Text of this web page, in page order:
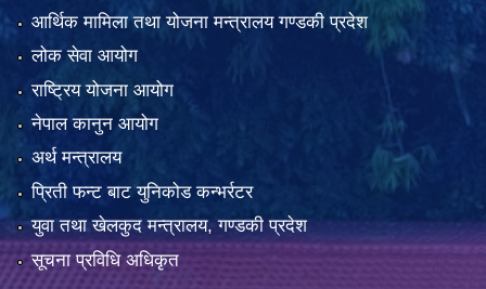
आर्थिक मामिला तथा योजना मन्त्रालय गण्डकी प्रदेश
लोक सेवा आयोग
राष्ट्रिय योजना आयोग
नेपाल कानुन आयोग
अर्थ मन्त्रालय
प्रिती फन्ट बाट युनिकोड कन्भर्रटर
युवा तथा खेलकुद मन्त्रालय, गण्डकी प्रदेश
सूचना प्रविधि अधिकृत